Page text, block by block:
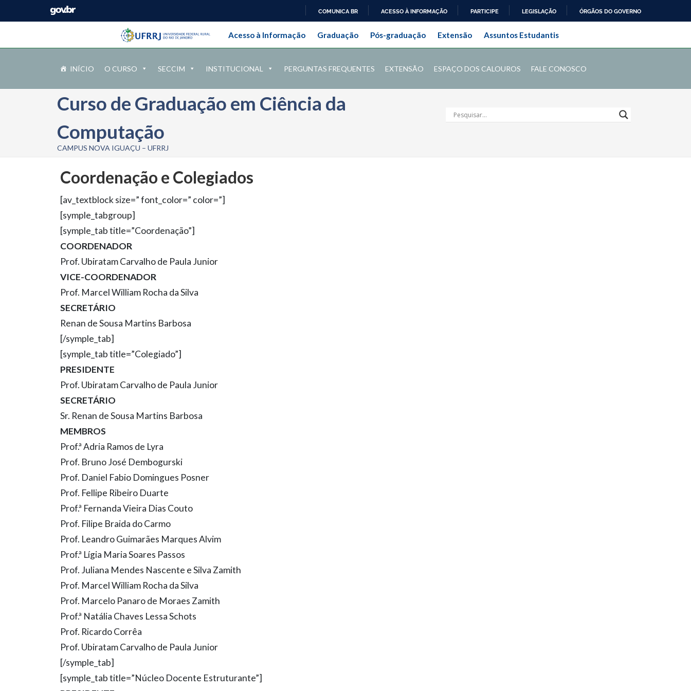
PARA
CONTEÚDO
COMUNICA BR ACESSO À INFORMAÇÃO PARTICIPE LEGISLAÇÃO ÓRGÃOS DO GOVERNO
Pular barra institucional
Barra institucional da Universidade Federal Rural do Rio de Janeiro
Acesso à Informação Graduação Pós-graduação Extensão Assuntos Estudantis
INÍCIO O CURSO SECCIM INSTITUCIONAL PERGUNTAS FREQUENTES EXTENSÃO ESPAÇO DOS CALOUROS FALE CONOSCO
Curso de Graduação em Ciência da
Computação
CAMPUS NOVA IGUAÇU – UFRRJ
Coordenação e Colegiados
[av_textblock size=” font_color=” color=”]
[symple_tabgroup]
[symple_tab title=”Coordenação”]
COORDENADOR
Prof. Ubiratam Carvalho de Paula Junior
VICE-COORDENADOR
Prof. Marcel William Rocha da Silva
SECRETÁRIO
Renan de Sousa Martins Barbosa
[/symple_tab]
[symple_tab title=”Colegiado”]
PRESIDENTE
Prof. Ubiratam Carvalho de Paula Junior
SECRETÁRIO
Sr. Renan de Sousa Martins Barbosa
MEMBROS
Prof.ª Adria Ramos de Lyra
Prof. Bruno José Dembogurski
Prof. Daniel Fabio Domingues Posner
Prof. Fellipe Ribeiro Duarte
Prof.ª Fernanda Vieira Dias Couto
Prof. Filipe Braida do Carmo
Prof. Leandro Guimarães Marques Alvim
Prof.ª Lígia Maria Soares Passos
Prof. Juliana Mendes Nascente e Silva Zamith
Prof. Marcel William Rocha da Silva
Prof. Marcelo Panaro de Moraes Zamith
Prof.ª Natália Chaves Lessa Schots
Prof. Ricardo Corrêa
Prof. Ubiratam Carvalho de Paula Junior
[/symple_tab]
[symple_tab title=”Núcleo Docente Estruturante”]